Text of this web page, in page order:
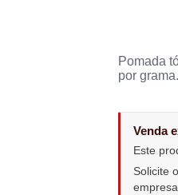
Pomada
por
Venda
Este
Solicite
empresa.